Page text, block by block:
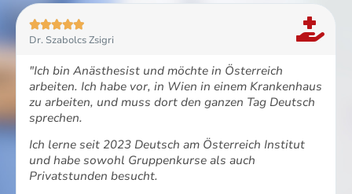

Dr. Szabolcs Zsigri
"Ich bin Anästhesist und möchte in Österreich
arbeiten. Ich habe vor, in Wien in einem Krankenhaus
zu arbeiten, und muss dort den ganzen Tag Deutsch
sprechen.
Ich lerne seit 2023 Deutsch am Österreich Institut
und habe sowohl Gruppenkurse als auch
Privatstunden besucht.